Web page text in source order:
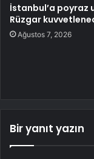
İstanbul’a poyraz
Rüzgar
Ağustos 7, 2026
Bir yanıt yazın